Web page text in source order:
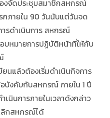
ดประชุมสมาชิกสหกรณ์
ภายใน 90 วันนับแต่วันจด
รดำเนินการ สหกรณ์
มายการปฏิบัติหน้าที่ให้กับ
แล้วต้องเริ่มดำเนินกิจการ
บังคับกับสหกรณ์ ภายใน 1 ปี
นินการภายในเวลาดังกล่าว
ลิกสหกรณ์ได้